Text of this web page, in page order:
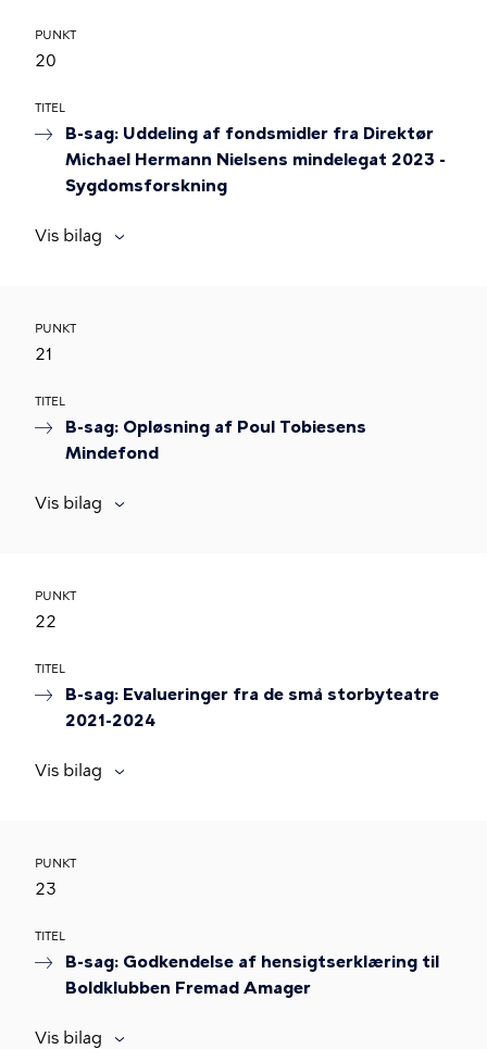
PUNKT
20
TITEL
B-sag: Uddeling af fondsmidler fra Direktør
Michael Hermann Nielsens mindelegat 2023 -
Sygdomsforskning
Vis bilag
PUNKT
21
TITEL
B-sag: Opløsning af Poul Tobiesens
Mindefond
Vis bilag
PUNKT
22
TITEL
B-sag: Evalueringer fra de små storbyteatre
2021-2024
Vis bilag
PUNKT
23
TITEL
B-sag: Godkendelse af hensigtserklæring til
Boldklubben Fremad Amager
Vis bilag